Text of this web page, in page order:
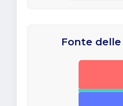
Fonte delle